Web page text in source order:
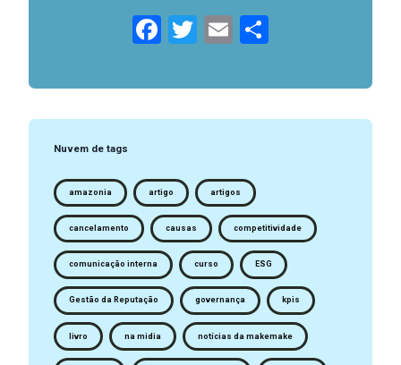
Facebook
Twitter
Email
Nuvem de tags
amazonia artigo artigos
cancelamento causas competitividade
comunicação interna curso ESG
Gestão da Reputação governança kpis
livro na midia notícias da makemake